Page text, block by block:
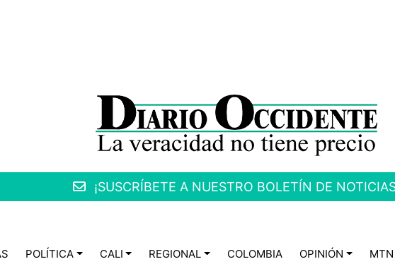
¡SUSCRÍBETE A NUESTRO BOLETÍN DE
POLÍTICA CALI REGIONAL COLOMBIA OPINIÓN MTN